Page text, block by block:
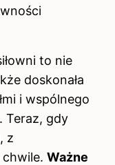
to nie
doskonała
i wspólnego
Teraz, gdy
z
Ważne